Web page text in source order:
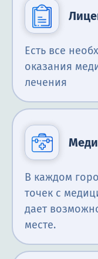
Есть все
оказания
лечения
В каждом
точек с
дает
месте.